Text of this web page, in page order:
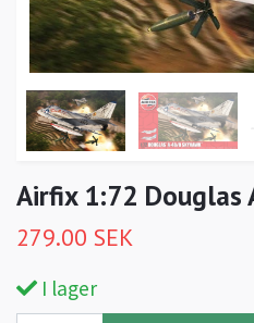
Airfix 1:72 Douglas
279.00 SEK
I lager